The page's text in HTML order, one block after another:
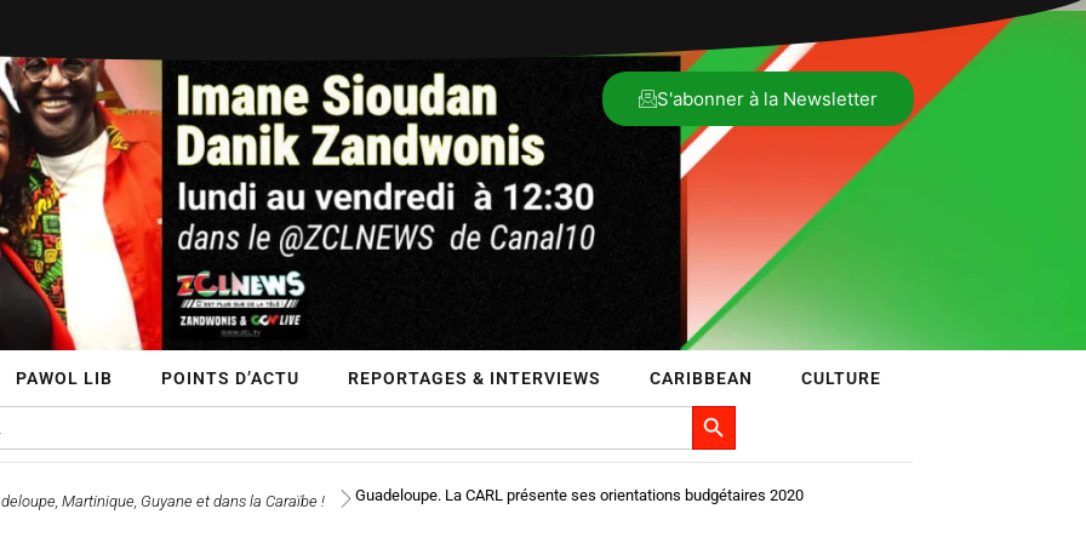
S'abonner à la Newsletter
PAWOL LIB POINTS D’ACTU REPORTAGES & INTERVIEWS CARIBBEAN CULTURE
Search Button
Martinique, Guyane et dans la Caraïbe ! Guadeloupe. La CARL présente ses orientations budgétaires 2020